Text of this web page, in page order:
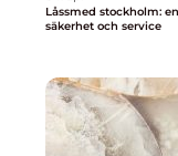
Låssmed stockholm:
säkerhet och service